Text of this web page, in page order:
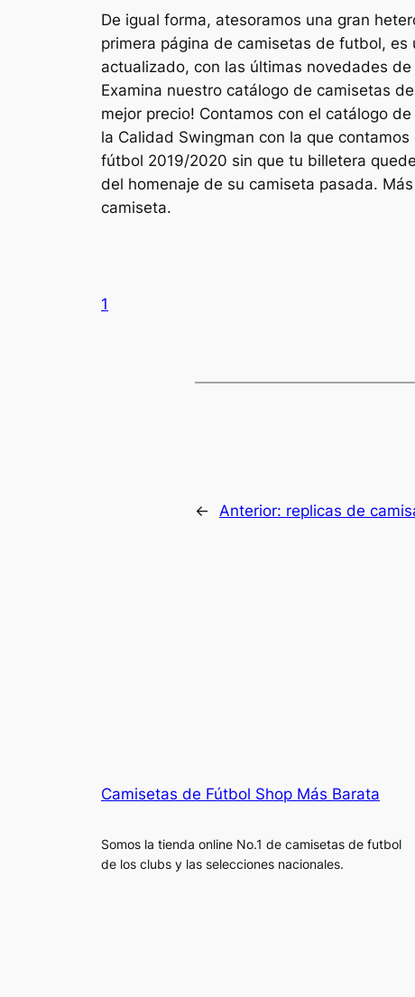
De igual forma, atesoramos una gran
primera página de camisetas de futbol,
actualizado, con las últimas novedades
Examina nuestro catálogo de camisetas
mejor precio! Contamos con el catálogo
la Calidad Swingman con la que
fútbol 2019/2020 sin que tu billetera
del homenaje de su camiseta pasada.
camiseta.
1
← Anterior: replicas de
Camisetas de Fútbol Shop Más Barata
Somos la tienda online No.1 de camisetas de futbol
de los clubs y las selecciones nacionales.